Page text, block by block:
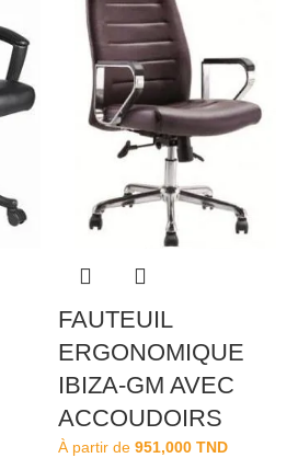
FAUTEUIL
ERGONOMIQUE
IBIZA-GM AVEC
ACCOUDOIRS
À partir de 951,000 TND